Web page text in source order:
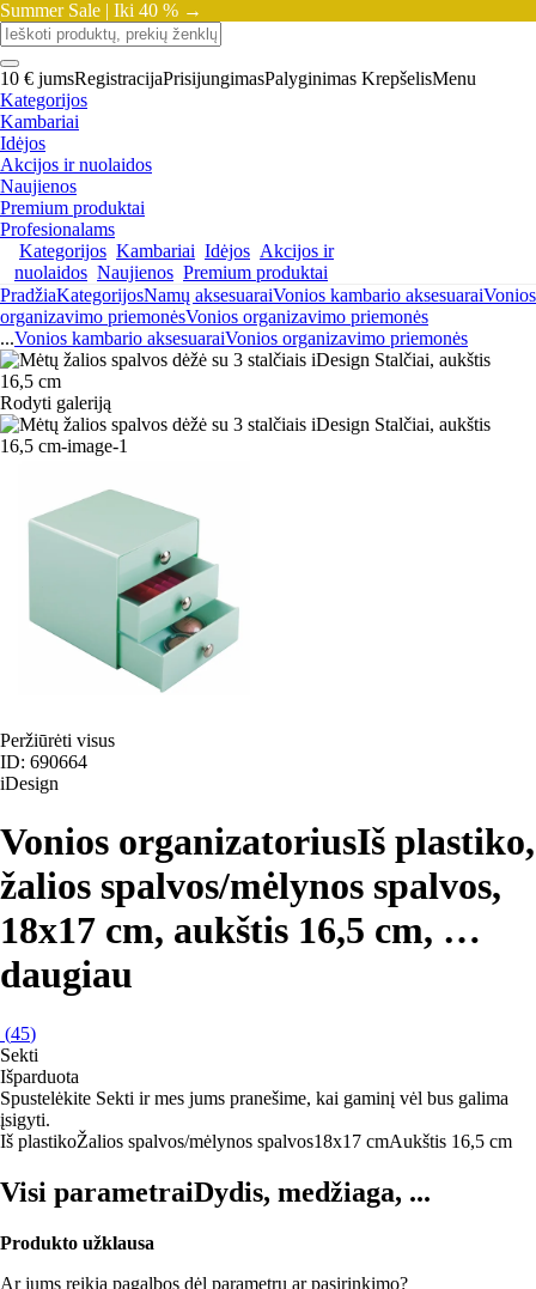
Summer Sale | Iki 40 % →
10 € jumsRegistracijaPrisijungimasPalyginimas KrepšelisMenu
Kategorijos
Kambariai
Idėjos
Akcijos ir nuolaidos
Naujienos
Premium produktai
Profesionalams
Kategorijos Kambariai Idėjos Akcijos ir
nuolaidos Naujienos Premium produktai
PradžiaKategorijosNamų aksesuaraiVonios kambario aksesuaraiVonios
organizavimo priemonėsVonios organizavimo priemonės
...Vonios kambario aksesuaraiVonios organizavimo priemonės
Rodyti galeriją
Peržiūrėti visus
ID: 690664
iDesign
Vonios organizatoriusIš plastiko,
žalios spalvos/mėlynos spalvos,
18x17 cm, aukštis 16,5 cm, …
daugiau
(45)
Sekti
Išparduota
Spustelėkite Sekti ir mes jums pranešime, kai gaminį vėl bus galima
įsigyti.
Iš plastikoŽalios spalvos/mėlynos spalvos18x17 cmAukštis 16,5 cm
Visi parametraiDydis, medžiaga, ...
Produkto užklausa
Ar jums reikia pagalbos dėl parametrų ar pasirinkimo?